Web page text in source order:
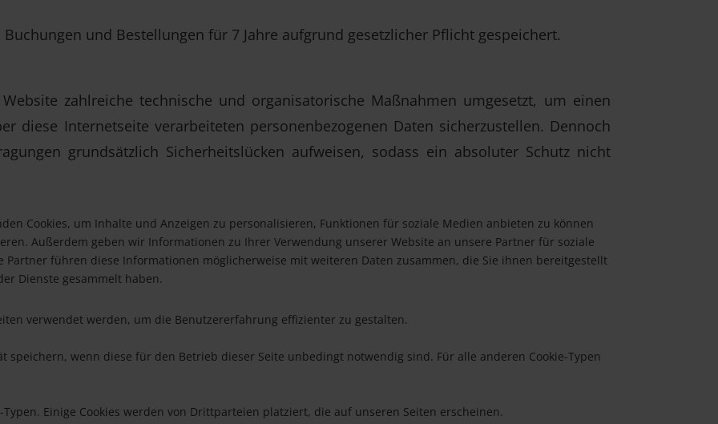
und Bestellungen für 7 Jahre aufgrund gesetzlicher Pflicht gespeichert.
zahlreiche technische und organisatorische Maßnahmen umgesetzt, um einen
diese Internetseite verarbeiteten personenbezogenen Daten sicherzustellen. Dennoch
grundsätzlich Sicherheitslücken aufweisen, sodass ein absoluter Schutz nicht
Cookies, um Inhalte und Anzeigen zu personalisieren, Funktionen für soziale Medien anbieten zu können
Außerdem geben wir Informationen zu Ihrer Verwendung unserer Website an unsere Partner für soziale
Partner führen diese Informationen möglicherweise mit weiteren Daten zusammen, die Sie ihnen bereitgestellt
Dienste gesammelt haben.
verwendet werden, um die Benutzererfahrung effizienter zu gestalten.
speichern, wenn diese für den Betrieb dieser Seite unbedingt notwendig sind. Für alle anderen Cookie-Typen
Einige Cookies werden von Drittparteien platziert, die auf unseren Seiten erscheinen.